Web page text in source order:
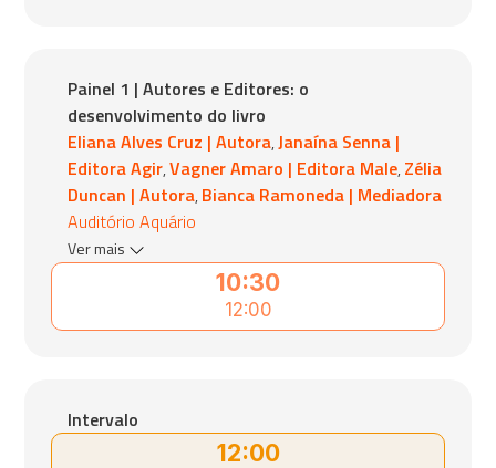
10:30
12:00
Painel 1 | Autores e Editores: o
desenvolvimento do livro
Eliana Alves Cruz | Autora,Janaína Senna |
Editora Agir,Vagner Amaro | Editora Male,Zélia
Duncan | Autora,Bianca Ramoneda | Mediadora
Auditório Aquário
Ver mais
12:00
Intervalo